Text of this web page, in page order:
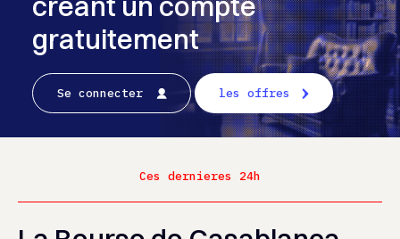
gratuitement
Se connecter les offres
Ces dernieres 24h